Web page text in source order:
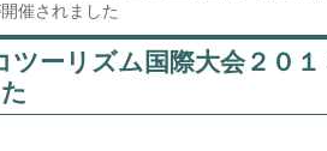
催されました
ツーリズム国際大会２０